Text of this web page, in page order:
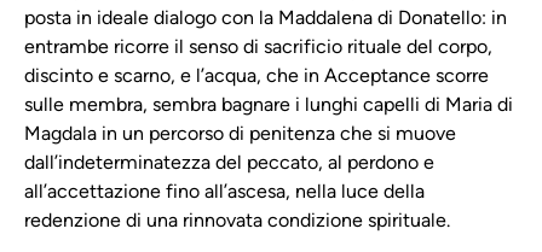
posta in ideale dialogo con la Maddalena di Donatello: in
entrambe ricorre il senso di sacrificio rituale del corpo,
discinto e scarno, e l’acqua, che in Acceptance scorre
sulle membra, sembra bagnare i lunghi capelli di Maria di
Magdala in un percorso di penitenza che si muove
dall’indeterminatezza del peccato, al perdono e
all’accettazione fino all’ascesa, nella luce della
redenzione di una rinnovata condizione spirituale.